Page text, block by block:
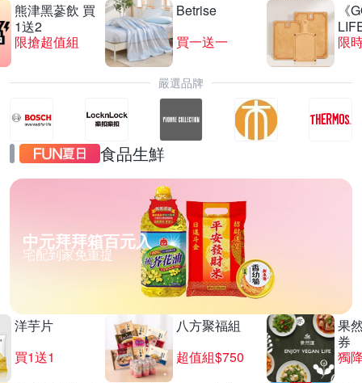
熊津黑蔘飲 買
1送2
限搶超值組
Betrise
買一送一
《
限
嚴選品牌
食品生鮮
中元拜拜箱百元入
宅配到家免重提
洋芋片
買1送1
八方聚福組
超值組$750
果
券
獨